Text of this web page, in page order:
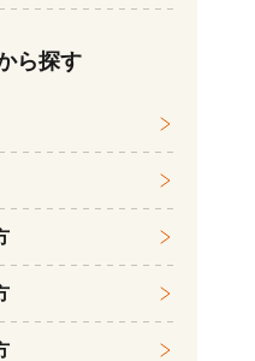
ら探す